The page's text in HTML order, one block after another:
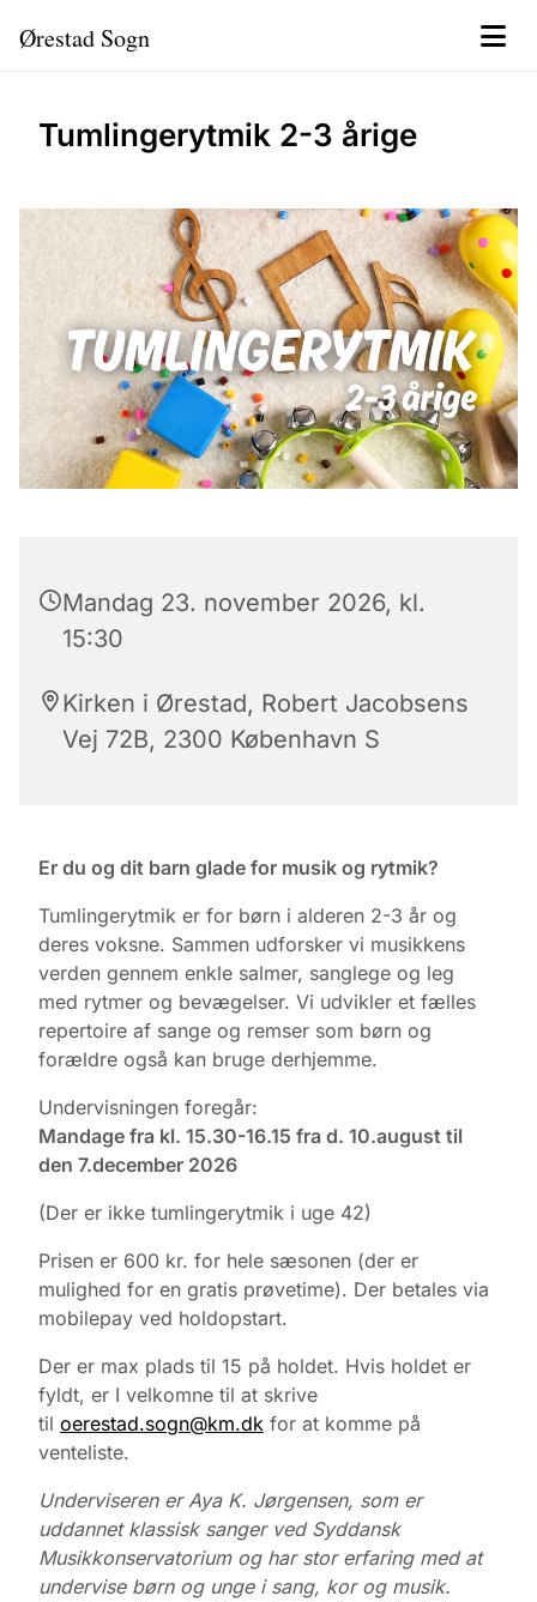
Ørestad Sogn
Tumlingerytmik 2-3 årige
Mandag 23. november 2026, kl.
15:30
Kirken i Ørestad, Robert Jacobsens
Vej 72B, 2300 København S
Er du og dit barn glade for musik og rytmik?
Tumlingerytmik er for børn i alderen 2-3 år og
deres voksne. Sammen udforsker vi musikkens
verden gennem enkle salmer, sanglege og leg
med rytmer og bevægelser. Vi udvikler et fælles
repertoire af sange og remser som børn og
forældre også kan bruge derhjemme.
Undervisningen foregår:
Mandage fra kl. 15.30-16.15 fra d. 10.august til
den 7.december 2026
(Der er ikke tumlingerytmik i uge 42)
Prisen er 600 kr. for hele sæsonen (der er
mulighed for en gratis prøvetime). Der betales via
mobilepay ved holdopstart.
Der er max plads til 15 på holdet. Hvis holdet er
fyldt, er I velkomne til at skrive
til oerestad.sogn@km.dk for at komme på
venteliste.
Underviseren er Aya K. Jørgensen, som er
uddannet klassisk sanger ved Syddansk
Musikkonservatorium og har stor erfaring med at
undervise børn og unge i sang, kor og musik.